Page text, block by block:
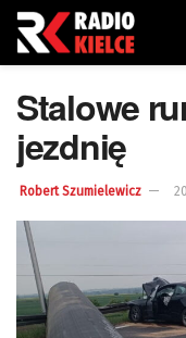
Stalowe
jezdnię
Robert Szumielewicz